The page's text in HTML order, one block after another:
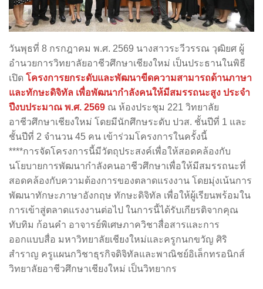
วันพุธที่ 8 กรกฎาคม พ.ศ. 2569 นางสาวระวีวรรณ วุฒิยศ ผู้
อำนวยการวิทยาลัยอาชีวศึกษาเชียงใหม่ เป็นประธานในพิธี
เปิด โครงการยกระดับและพัฒนาขีดความสามารถด้านภาษา
และทักษะดิจิทัล เพื่อพัฒนากำลังคนให้มีสมรรถนะสูง ประจำ
ปีงบประมาณ พ.ศ. 2569 ณ ห้องประชุม 221 วิทยาลัย
อาชีวศึกษาเชียงใหม่ โดยมีนักศึกษระดับ ปวส. ชั้นปีที่ 1 และ
ชั้นปีที่ 2 จำนวน 45 คน เข้าร่วมโครงการในครั้งนี้
****การจัดโครงการนี้มีวัตถุประสงค์เพื่อให้สอดคล้องกับ
นโยบายการพัฒนากำลังคนอาชีวศึกษาเพื่อให้มีสมรรถนะที่
สอดคล้องกับความต้องการของตลาดแรงงาน โดยมุ่งเน้นการ
พัฒนาทักษะภาษาอังกฤษ ทักษะดิจิทัล เพื่อให้ผู้เรียนพร้อมใน
การเข้าสู่ตลาดแรงงานต่อไป ในการนี้ได้รับเกียรติจากคุณ
ทับทิม ก้อนคำ อาจารย์พิเศษภาควิชาสื่อสารและการ
ออกแบบสื่อ มหาวิทยาลัยเชียงใหม่และครูกนกขวัญ ศิริ
สำราญ ครูแผนกวิชาธุรกิจดิจิทัลและพาณิชย์อิเล็กทรอนิกส์
วิทยาลัยอาชีวศึกษาเชียงใหม่ เป็นวิทยากร